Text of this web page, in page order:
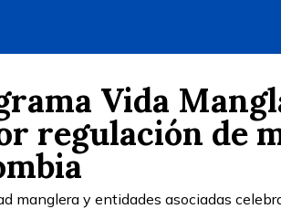
Vida
regulación de
manglera y entidades asociadas